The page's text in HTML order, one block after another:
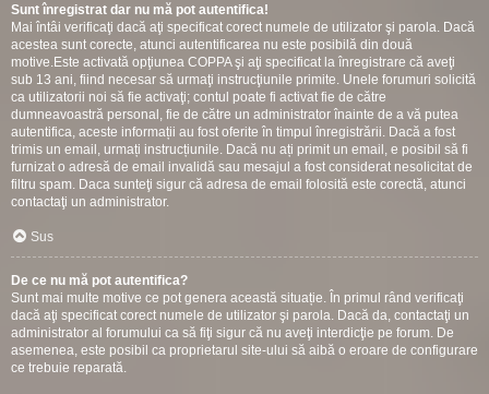
Sunt înregistrat dar nu mă pot autentifica!
Mai întâi verificaţi dacă aţi specificat corect numele de utilizator şi parola. Dacă
acestea sunt corecte, atunci autentificarea nu este posibilă din două
motive.Este activată opţiunea COPPA şi aţi specificat la înregistrare că aveţi
sub 13 ani, fiind necesar să urmaţi instrucţiunile primite. Unele forumuri solicită
ca utilizatorii noi să fie activaţi; contul poate fi activat fie de către
dumneavoastră personal, fie de către un administrator înainte de a vă putea
autentifica, aceste informații au fost oferite în timpul înregistrării. Dacă a fost
trimis un email, urmați instrucțiunile. Dacă nu ați primit un email, e posibil să fi
furnizat o adresă de email invalidă sau mesajul a fost considerat nesolicitat de
filtru spam. Daca sunteţi sigur că adresa de email folosită este corectă, atunci
contactaţi un administrator.
Sus
De ce nu mă pot autentifica?
Sunt mai multe motive ce pot genera această situație. În primul rând verificaţi
dacă aţi specificat corect numele de utilizator şi parola. Dacă da, contactaţi un
administrator al forumului ca să fiţi sigur că nu aveţi interdicţie pe forum. De
asemenea, este posibil ca proprietarul site-ului să aibă o eroare de configurare
ce trebuie reparată.